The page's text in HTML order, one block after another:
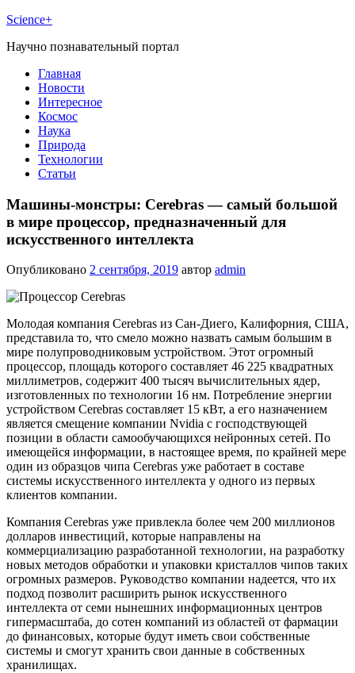
Science+
Научно познавательный портал
Главная
Новости
Интересное
Космос
Наука
Природа
Технологии
Статьи
Машины-монстры: Cerebras — самый большой
в мире процессор, предназначенный для
искусственного интеллекта
Опубликовано 2 сентября, 2019 автор admin
Молодая компания Cerebras из Сан-Диего, Калифорния, США,
представила то, что смело можно назвать самым большим в
мире полупроводниковым устройством. Этот огромный
процессор, площадь которого составляет 46 225 квадратных
миллиметров, содержит 400 тысяч вычислительных ядер,
изготовленных по технологии 16 нм. Потребление энергии
устройством Cerebras составляет 15 кВт, а его назначением
является смещение компании Nvidia с господствующей
позиции в области самообучающихся нейронных сетей. По
имеющейся информации, в настоящее время, по крайней мере
один из образцов чипа Cerebras уже работает в составе
системы искусственного интеллекта у одного из первых
клиентов компании.
Компания Cerebras уже привлекла более чем 200 миллионов
долларов инвестиций, которые направлены на
коммерциализацию разработанной технологии, на разработку
новых методов обработки и упаковки кристаллов чипов таких
огромных размеров. Руководство компании надеется, что их
подход позволит расширить рынок искусственного
интеллекта от семи нынешних информационных центров
гипермасштаба, до сотен компаний из областей от фармации
до финансовых, которые будут иметь свои собственные
системы и смогут хранить свои данные в собственных
хранилищах.